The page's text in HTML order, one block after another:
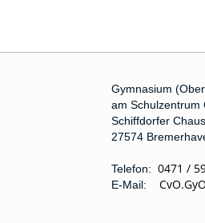
Gymnasium
am Schulzentrum
Schiffdorfer
27574
Telefon: 0471 /
E-Mail: